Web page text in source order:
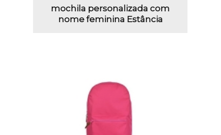
mochila personalizada com
nome feminina Estância